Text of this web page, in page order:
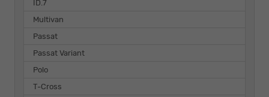
ID.7
Multivan
Passat
Passat Variant
Polo
T-Cross